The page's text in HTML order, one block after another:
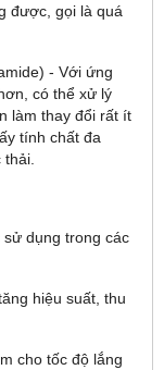
được, gọi là quá
- Với ứng
có thể xử lý
làm thay đổi rất ít
tính chất đa
thải.
sử dụng trong các
hiệu suất, thu
cho tốc độ lắng